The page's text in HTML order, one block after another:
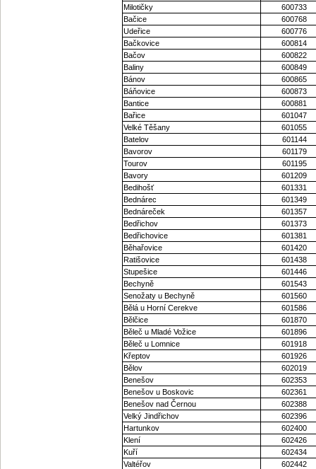
Milotičky
600733
Bačice
600768
Udeřice
600776
Bačkovice
600814
Bačov
600822
Baliny
600849
Bánov
600865
Báňovice
600873
Bantice
600881
Bařice
601047
Velké Těšany
601055
Batelov
601144
Bavorov
601179
Tourov
601195
Bavory
601209
Bedihošť
601331
Bednárec
601349
Bednáreček
601357
Bedřichov
601373
Bedřichovice
601381
Běhařovice
601420
Ratišovice
601438
Stupešice
601446
Bechyně
601543
Senožaty u Bechyně
601560
Bělá u Horní Cerekve
601586
Bělčice
601870
Běleč u Mladé Vožice
601896
Běleč u Lomnice
601918
Křeptov
601926
Bělov
602019
Benešov
602353
Benešov u Boskovic
602361
Benešov nad Černou
602388
Velký Jindřichov
602396
Hartunkov
602400
Klení
602426
Kuří
602434
Valtéřov
602442